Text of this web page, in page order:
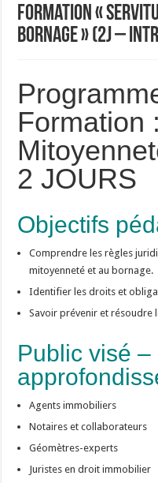
Formation «
bornage » (2j –
Formation
2 JOURS
Objectifs
Comprendre les règles
mitoyenneté et au bornage.
Identifier les droits et
Savoir prévenir et résoudre
Public visé
Agents immobiliers
Notaires et collaborateurs
Géomètres-experts
Juristes en droit immobilier